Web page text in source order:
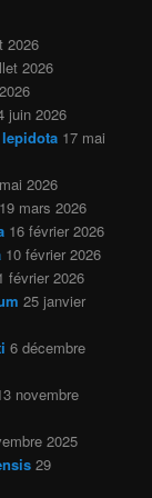
2026
2026
juin 2026
17 mai
2026
19 mars 2026
16 février 2026
10 février 2026
février 2026
25 janvier
6 décembre
novembre
2025
29